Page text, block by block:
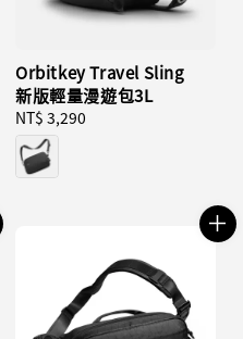
Orbitkey Travel Sling
新版輕量漫遊包3L
Regular
price
NT$ 3,290